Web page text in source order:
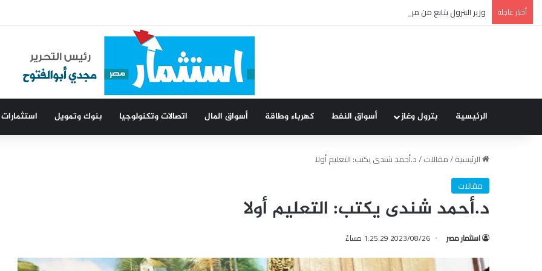
أخبار عاجلة وزير البترول يتابع من مركز التحكم القومي في شبكة الغاز انتظام تأمين إمدادات الطاقة
الرئيسية بترول وغاز أسواق النفط كهرباء وطاقة أسواق المال اتصالات وتكنولوجيا بنوك وتمويل
الرئيسية/مقالات/د.أحمد شندى يكتب: التعليم أولا
مقالات
د.أحمد شندى يكتب: التعليم أولا
استثمار مصر 2023/08/26 1:25:29 مساءً